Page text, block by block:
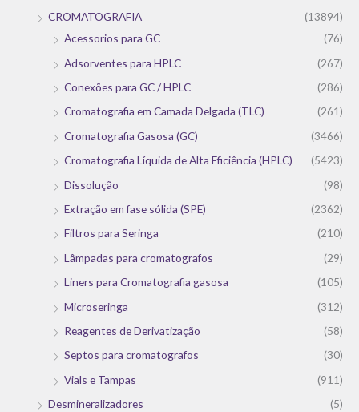
CROMATOGRAFIA
(13894)
Acessorios para GC
(76)
Adsorventes para HPLC
(267)
Conexões para GC / HPLC
(286)
Cromatografia em Camada Delgada (TLC)
(261)
Cromatografia Gasosa (GC)
(3466)
Cromatografia Líquida de Alta Eficiência (HPLC)
(5423)
Dissolução
(98)
Extração em fase sólida (SPE)
(2362)
Filtros para Seringa
(210)
Lâmpadas para cromatografos
(29)
Liners para Cromatografia gasosa
(105)
Microseringa
(312)
Reagentes de Derivatização
(58)
Septos para cromatografos
(30)
Vials e Tampas
(911)
Desmineralizadores
(5)